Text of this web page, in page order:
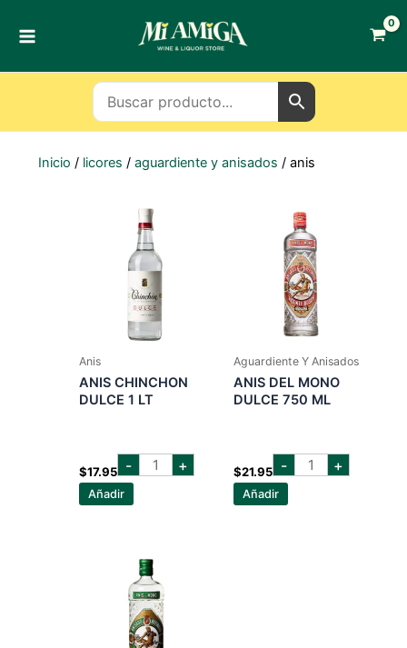
Inicio / licores / aguardiente y anisados / anis
Anis
ANIS CHINCHON
DULCE 1 LT
$17.95 - anis
chinchon
+
Añadir
Aguardiente Y Anisados
ANIS DEL MONO
DULCE 750 ML
$21.95 - ANIS
DEL +
Añadir